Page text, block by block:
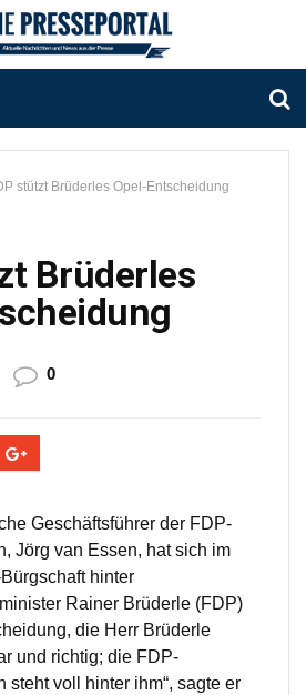
stützt Brüderles Opel-Entscheidung
Brüderles
0
Geschäftsführer der FDP-
Jörg van Essen, hat sich im
hinter
Rainer Brüderle (FDP)
die Herr Brüderle
und richtig; die FDP-
steht voll hinter ihm“, sagte er